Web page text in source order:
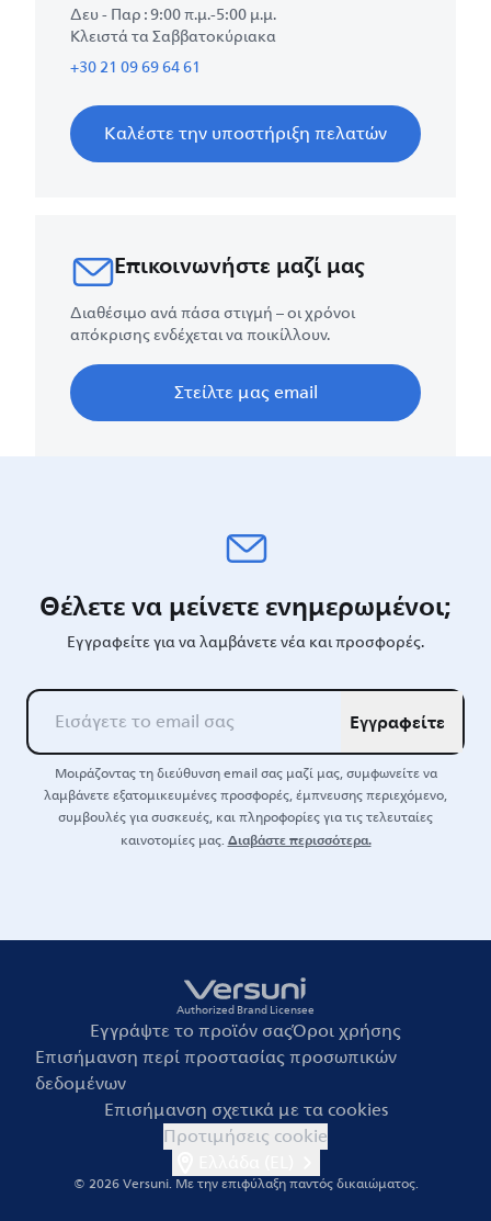
Δευ - Παρ : 9:00 π.μ.-5:00 μ.μ.
Κλειστά τα Σαββατοκύριακα
+30 21 09 69 64 61
Καλέστε την υποστήριξη πελατών
Επικοινωνήστε μαζί μας
Διαθέσιμο ανά πάσα στιγμή – οι χρόνοι
απόκρισης ενδέχεται να ποικίλλουν.
Στείλτε μας email
Θέλετε να μείνετε ενημερωμένοι;
Εγγραφείτε για να λαμβάνετε νέα και προσφορές.
Εγγραφείτε
Μοιράζοντας τη διεύθυνση email σας μαζί μας, συμφωνείτε να
λαμβάνετε εξατομικευμένες προσφορές, έμπνευσης περιεχόμενο,
συμβουλές για συσκευές, και πληροφορίες για τις τελευταίες
καινοτομίες μας.Διαβάστε περισσότερα.
Authorized Brand Licensee
Εγγράψτε το προϊόν σαςΌροι χρήσης
Επισήμανση περί προστασίας προσωπικών
δεδομένων
Επισήμανση σχετικά με τα cookies
Προτιμήσεις cookie
© 2026 Versuni. Με την επιφύλαξη παντός δικαιώματος.